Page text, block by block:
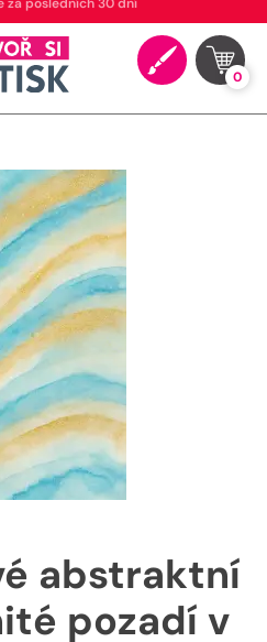
za posledních 30 dní
0
abstraktní
pozadí v